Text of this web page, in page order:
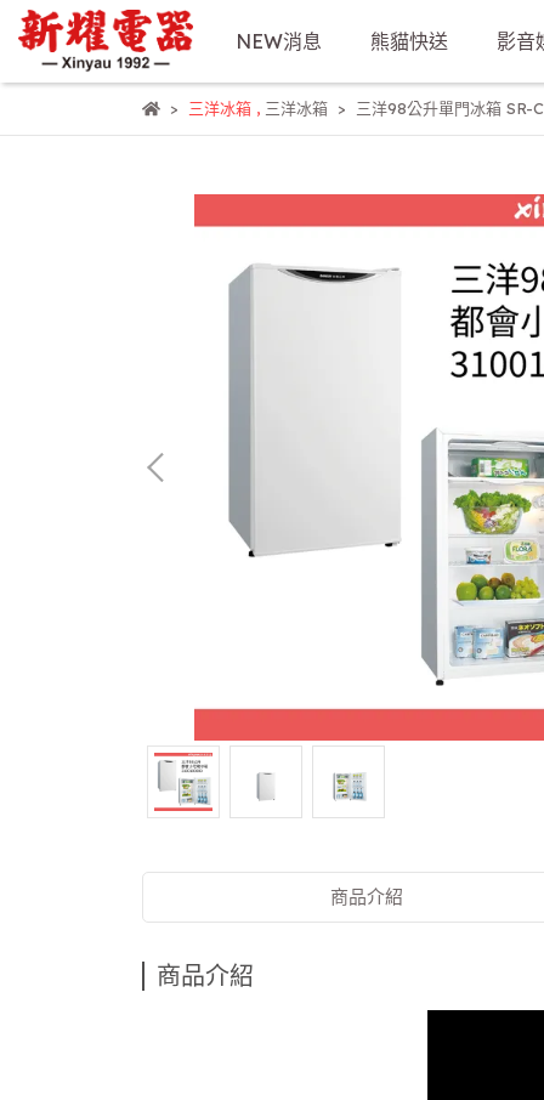
NEW消息 熊貓快送 影音
三洋冰箱, 三洋冰箱 三洋98公升單門冰箱 SR-
商品介紹
商品介紹